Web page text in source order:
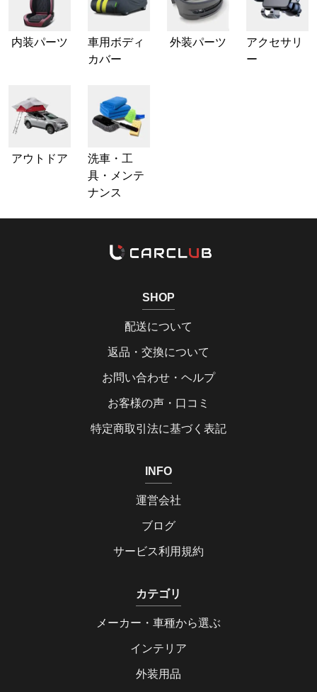
内装パーツ
車用ボディ
カバー
外装パーツ
アクセサリ
ー
アウトドア
洗車・工
具・メンテ
ナンス
SHOP
配送について
返品・交換について
お問い合わせ・ヘルプ
お客様の声・口コミ
特定商取引法に基づく表記
INFO
運営会社
ブログ
サービス利用規約
カテゴリ
メーカー・車種から選ぶ
インテリア
外装用品